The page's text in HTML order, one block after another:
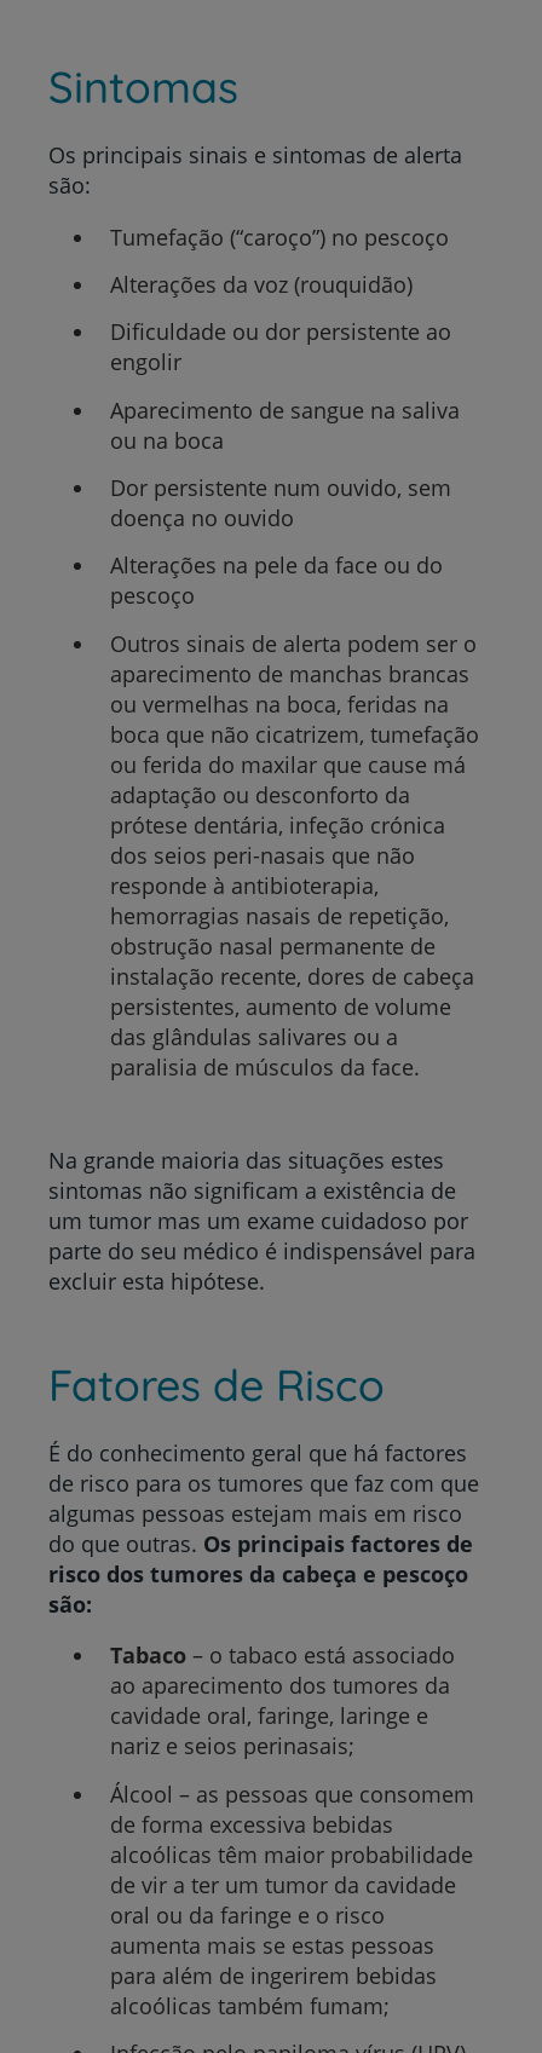
Sintomas
Os principais sinais e sintomas de alerta
são:
Tumefação (“caroço”) no pescoço
Alterações da voz (rouquidão)
Dificuldade ou dor persistente ao
engolir
Aparecimento de sangue na saliva
ou na boca
Dor persistente num ouvido, sem
doença no ouvido
Alterações na pele da face ou do
pescoço
Outros sinais de alerta podem ser o
aparecimento de manchas brancas
ou vermelhas na boca, feridas na
boca que não cicatrizem, tumefação
ou ferida do maxilar que cause má
adaptação ou desconforto da
prótese dentária, infeção crónica
dos seios peri-nasais que não
responde à antibioterapia,
hemorragias nasais de repetição,
obstrução nasal permanente de
instalação recente, dores de cabeça
persistentes, aumento de volume
das glândulas salivares ou a
paralisia de músculos da face.
Na grande maioria das situações estes
sintomas não significam a existência de
um tumor mas um exame cuidadoso por
parte do seu médico é indispensável para
excluir esta hipótese.
Fatores de Risco
É do conhecimento geral que há factores
de risco para os tumores que faz com que
algumas pessoas estejam mais em risco
do que outras. Os principais factores de
risco dos tumores da cabeça e pescoço
são:
Tabaco– o tabaco está associado
ao aparecimento dos tumores da
cavidade oral, faringe, laringe e
nariz e seios perinasais;
Álcool – as pessoas que consomem
de forma excessiva bebidas
alcoólicas têm maior probabilidade
de vir a ter um tumor da cavidade
oral ou da faringe e o risco
aumenta mais se estas pessoas
para além de ingerirem bebidas
alcoólicas também fumam;